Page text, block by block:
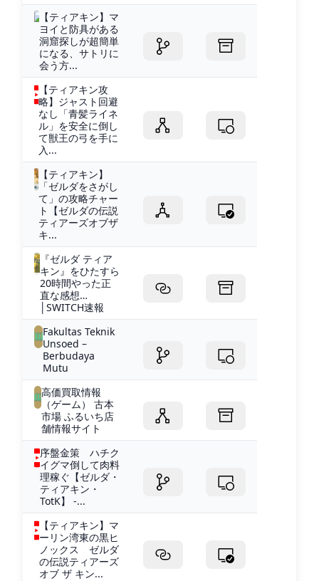
【ティアキン】マ
ヨイと防具がある
洞窟探しが超簡単
になる、サトリに
会う方...
【ティアキン攻
略】ジャスト回避
なし「青髪ライネ
ル」を安全に倒し
て獣王の弓を手に
入...
【ティアキン】
「ゼルダをさがし
て」の攻略チャー
ト【ゼルダの伝説
ティアーズオブザ
キ...
『ゼルダ ティア
キン』をひたすら
20時間やった正
直な感想…
│SWITCH速報
Fakultas Teknik
Unsoed –
Berbudaya
Mutu
高価買取情報
（ゲーム） 古本
市場 ふるいち店
舗情報サイト
序盤金策 ハチク
イグマ倒して肉料
理稼ぐ【ゼルダ・
ティアキン・
TotK】 -...
【ティアキン】マ
ーリン湾東の黒ヒ
ノックス ゼルダ
の伝説ティアーズ
オブ ザ キン...